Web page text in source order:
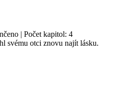
| Počet kapitol: 4
svému otci znovu najít lásku.